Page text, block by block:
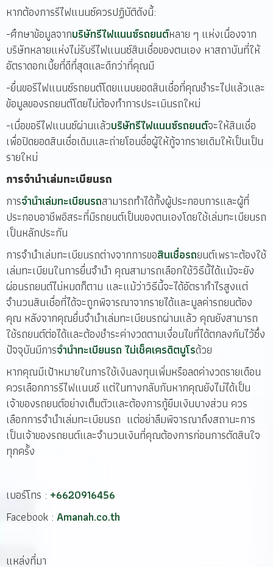
หากต้องการรีไฟแนนซ์ควรปฏิบัติดังนี้:
-ศึกษาข้อมูลจากบริษัทรีไฟแนนซ์รถยนต์หลาย ๆ แห่งเนื่องจาก
บริษัทหลายแห่งไม่รับรีไฟแนนซ์สินเชื่อของตนเอง หาสถาบันที่ให้
อัตราดอกเบี้ยที่ดีที่สุดและดีกว่าที่คุณมี
-ยื่นขอรีไฟแนนซ์รถยนต์โดยแนบยอดสินเชื่อที่คุณชำระไปแล้วและ
ข้อมูลของรถยนต์โดยไม่ต้องทำการประเมินรถใหม่
-เมื่อขอรีไฟแนนซ์ผ่านแล้วบริษัทรีไฟแนนซ์รถยนต์จะให้สินเชื่อ
เพื่อปิดยอดสินเชื่อเดิมและถ่ายโอนชื่อผู้ให้กู้จากรายเดิมให้เป็นเป็น
รายใหม่
การจำนำเล่มทะเบียนรถ
การจำนำเล่มทะเบียนรถสามารถทำได้ทั้งผู้ประกอบการและผู้ที่
ประกอบอาชีพอิสระที่มีรถยนต์เป็นของตนเองโดยใช้เล่มทะเบียนรถ
เป็นหลักประกัน
การจำนำเล่มทะเบียนรถต่างจากการขอสินเชื่อรถยนต์เพราะต้องใช้
เล่มทะเบียนในการยื่นจำนำ คุณสามารถเลือกใช้วิธีนี้ได้แม้จะยัง
ผ่อนรถยนต์ไม่หมดก็ตาม และแม้ว่าวิธีนี้จะได้อัตรากำไรสูงแต่
จำนวนสินเชื่อที่ได้จะถูกพิจารณาจากรายได้และมูลค่ารถยนต้อง
คุณ หลังจากคุณยื่นจำนำเล่มทะเบียนรถผ่านแล้ว คุณยังสามารถ
ใช้รถยนต์ต่อได้และต้องชำระค่างวดตามเงื่อนไขที่ได้ตกลงกันไว้ซึ่ง
ปัจจุบันมีการจำนำทะเบียนรถ ไม่เช็คเครดิตบูโรด้วย
หากคุณมีเป้าหมายในการใช้เงินลงทุนเพิ่มหรือลดค่างวดรายเดือน
ควรเลือกการรีไฟแนนซ์ แต่ในทางกลับกันหากคุณยังไม่ได้เป็น
เจ้าของรถยนต์อย่างเต็มตัวและต้องการกู้ยืมเงินบางส่วน ควร
เลือกการจำนำเล่มทะเบียนรถ แต่อย่าลืมพิจารณาถึงสถานะการ
เป็นเจ้าของรถยนต์และจำนวนเงินที่คุณต้องการก่อนการตัดสินใจ
ทุกครั้ง
เบอร์โทร : +6620916456
Facebook : Amanah.co.th
แหล่งที่มา